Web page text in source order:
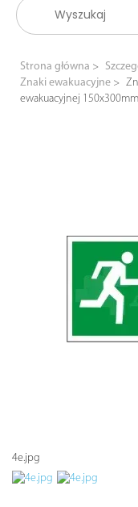
Strona główna
Znaki ewakuacyjne
ewakuacyjnej 150x300mm
4e.jpg